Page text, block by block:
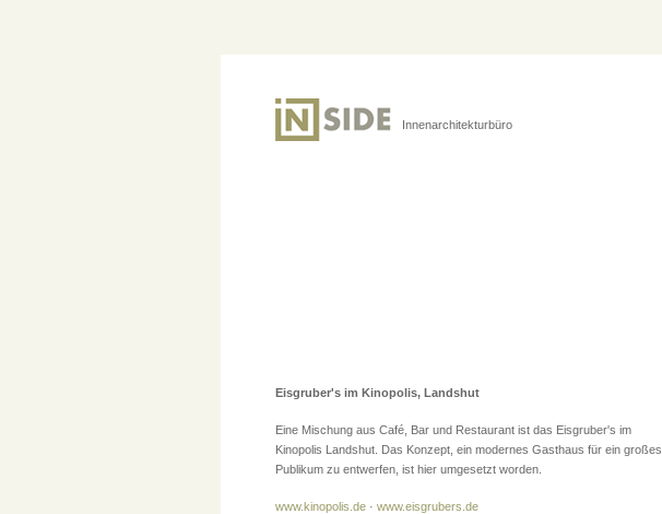
Innenarchitekturbüro
Eisgruber's im Kinopolis, Landshut
Eine Mischung aus Café, Bar und Restaurant ist das Eisgruber's im
Kinopolis Landshut. Das Konzept, ein modernes Gasthaus für ein großes
Publikum zu entwerfen, ist hier umgesetzt worden.
www.kinopolis.de · www.eisgrubers.de